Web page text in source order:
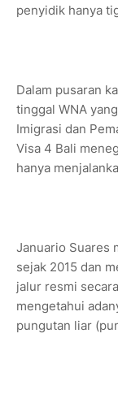
penyidik hanya
Dalam pusaran
tinggal WNA
Imigrasi dan
Visa 4 Bali
hanya
Januario Suares
sejak 2015 dan
jalur resmi
mengetahui
pungutan liar